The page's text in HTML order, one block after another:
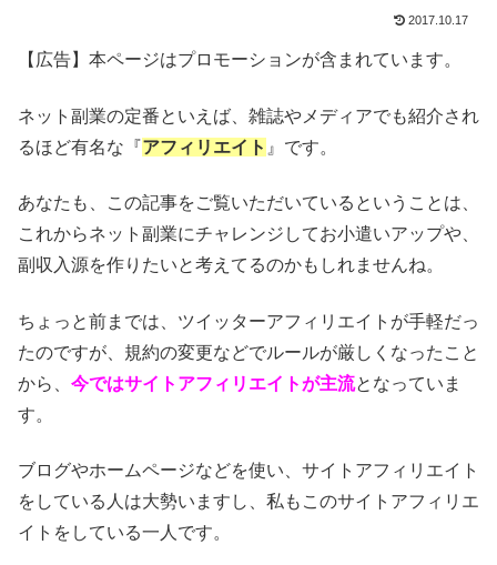
2017.10.17
【広告】本ページはプロモーションが含まれています。
ネット副業の定番といえば、雑誌やメディアでも紹介され
るほど有名な『アフィリエイト 』です。
あなたも、この記事をご覧いただいているということは、
これからネット副業にチャレンジしてお小遣いアップや、
副収入源を作りたいと考えてるのかもしれませんね。
ちょっと前までは、ツイッターアフィリエイトが手軽だっ
たのですが、規約の変更などでルールが厳しくなったこと
から、 今ではサイトアフィリエイトが主流となっていま
す。
ブログやホームページなどを使い、サイトアフィリエイト
をしている人は大勢いますし、私もこのサイトアフィリエ
イトをしている一人です。